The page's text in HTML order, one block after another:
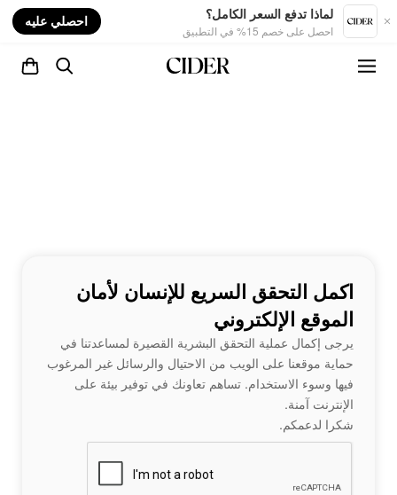
لماذا تدفع السعر الكامل؟
احصل على خصم 15% في التطبيق
احصلي عليه
اكمل التحقق السريع للإنسان لأمان
الموقع الإلكتروني
يرجى إكمال عملية التحقق البشرية القصيرة لمساعدتنا في
حماية موقعنا على الويب من الاحتيال والرسائل غير المرغوب
فيها وسوء الاستخدام. تساهم تعاونك في توفير بيئة على
الإنترنت آمنة.
شكرا لدعمكم.